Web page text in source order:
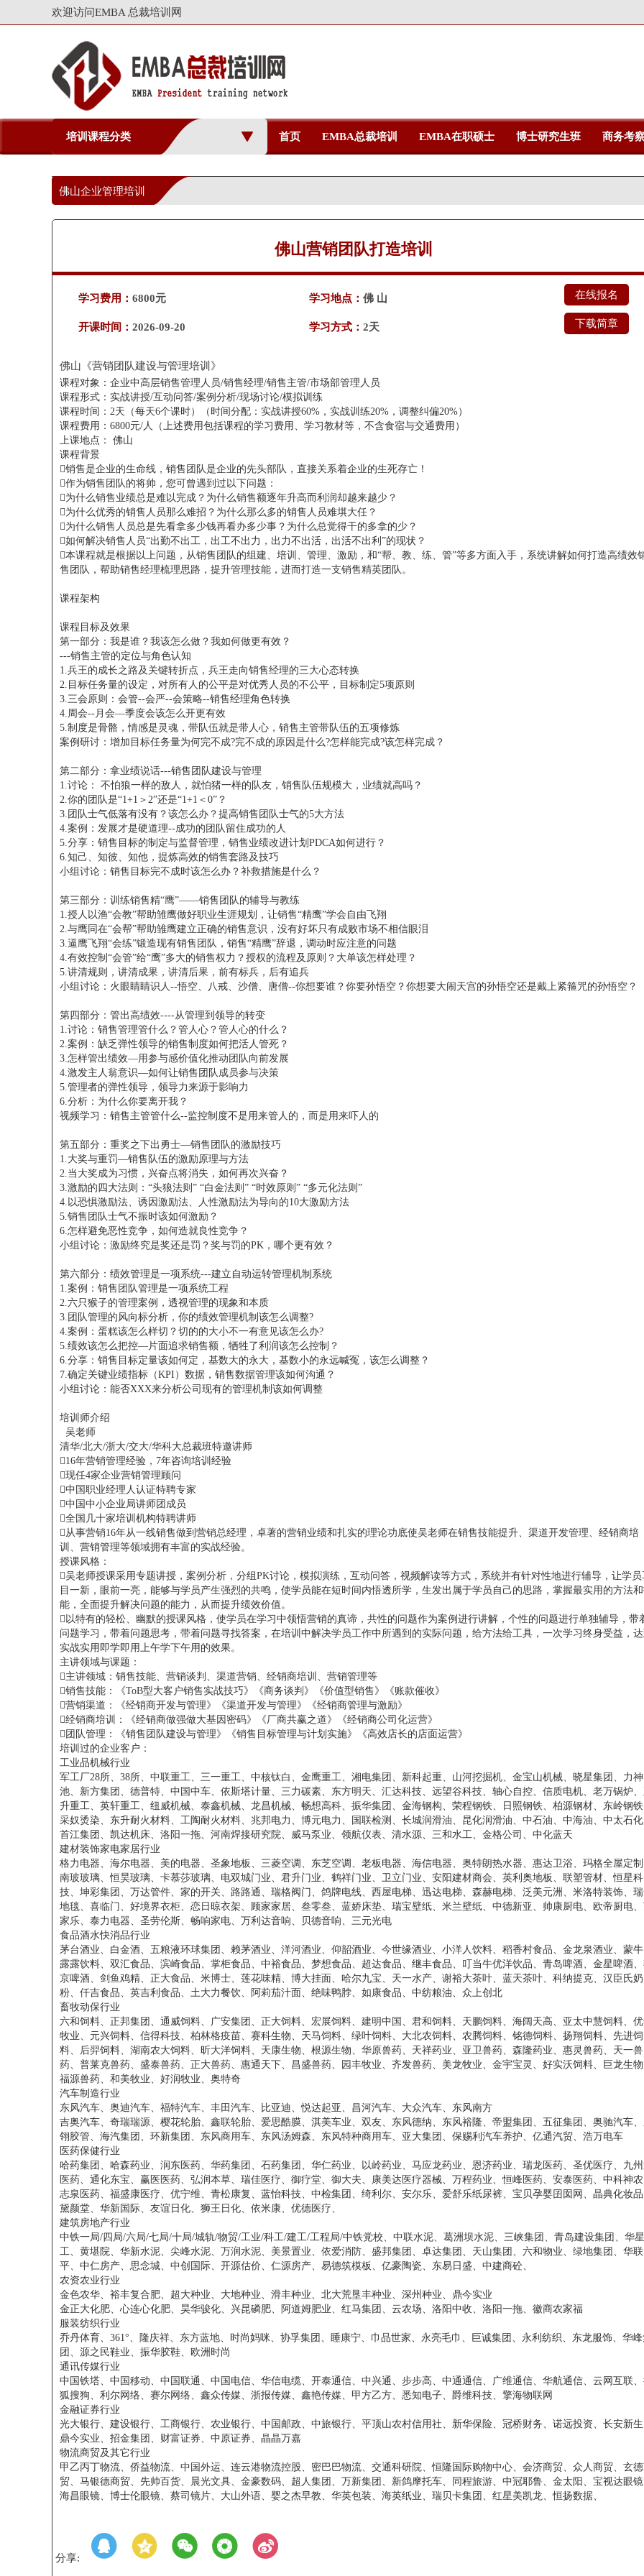
欢迎访问EMBA 总裁培训网
培训课程分类 首页 EMBA总裁培训 EMBA在职硕士 博士研究生班 商务考
佛山企业管理培训
佛山营销团队打造培训
学习费用： 6800元
开课时间： 2026-09-20
学习地点：佛 山
学习方式：2天
在线报名
下载简章
佛山《营销团队建设与管理培训》
课程对象：企业中高层销售管理人员/销售经理/销售主管/市场部管理人员
课程形式：实战讲授/互动问答/案例分析/现场讨论/模拟训练
课程时间：2天（每天6个课时）（时间分配：实战讲授60%，实战训练20%，调整纠偏20%）
课程费用：6800元/人（上述费用包括课程的学习费用、学习教材等，不含食宿与交通费用）
上课地点： 佛山
课程背景
销售是企业的生命线，销售团队是企业的先头部队，直接关系着企业的生死存亡！
作为销售团队的将帅，您可曾遇到过以下问题：
为什么销售业绩总是难以完成？为什么销售额逐年升高而利润却越来越少？
为什么优秀的销售人员那么难招？为什么那么多的销售人员难㙋大任？
为什么销售人员总是先看拿多少钱再看办多少事？为什么总觉得干的多拿的少？
如何解决销售人员“出勤不出工，出工不出力，出力不出活，出活不出利”的现状？
本课程就是根据以上问题，从销售团队的组建、培训、管理、激励，和“帮、教、练、管”等多方面入手，系统讲解如何打造高绩效
售团队，帮助销售经理梳理思路，提升管理技能，进而打造一支销售精英团队。
课程架构
课程目标及效果
第一部分：我是谁？我该怎么做？我如何做更有效？
---销售主管的定位与角色认知
1.兵王的成长之路及关键转折点，兵王走向销售经理的三大心态转换
2.目标任务量的设定，对所有人的公平是对优秀人员的不公平，目标制定5项原则
3.三会原则：会管--会严--会策略--销售经理角色转换
4.周会--月会—季度会该怎么开更有效
5.制度是骨骼，情感是灵魂，带队伍就是带人心，销售主管带队伍的五项修炼
案例研讨：增加目标任务量为何完不成?完不成的原因是什么?怎样能完成?该怎样完成？
第二部分：拿业绩说话---销售团队建设与管理
1.讨论： 不怕狼一样的敌人，就怕猪一样的队友，销售队伍规模大，业绩就高吗？
2.你的团队是“1+1＞2”还是“1+1＜0”？
3.团队士气低落有没有？该怎么办？提高销售团队士气的5大方法
4.案例：发展才是硬道理--成功的团队留住成功的人
5.分享：销售目标的制定与监督管理，销售业绩改进计划PDCA如何进行？
6.知己、知彼、知他，提炼高效的销售套路及技巧
小组讨论：销售目标完不成时该怎么办？补救措施是什么？
第三部分：训练销售精“鹰”——销售团队的辅导与教练
1.授人以渔“会教”帮助雏鹰做好职业生涯规划，让销售“精鹰”学会自由飞翔
2.与鹰同在“会帮”帮助雏鹰建立正确的销售意识，没有好坏只有成败市场不相信眼泪
3.逼鹰飞翔“会练”锻造现有销售团队，销售“精鹰”辞退，调动时应注意的问题
4.有效控制“会管”给“鹰”多大的销售权力？授权的流程及原则？大单该怎样处理？
5.讲清规则，讲清成果，讲清后果，前有标兵，后有追兵
小组讨论：火眼睛睛识人--悟空、八戒、沙僧、唐僧--你想要谁？你要孙悟空？你想要大闹天宫的孙悟空还是戴上紧箍咒的孙悟空？
第四部分：管出高绩效----从管理到领导的转变
1.讨论：销售管理管什么？管人心？管人心的什么？
2.案例：缺乏弹性领导的销售制度如何把活人管死？
3.怎样管出绩效—用参与感价值化推动团队向前发展
4.激发主人翁意识—如何让销售团队成员参与决策
5.管理者的弹性领导，领导力来源于影响力
6.分析：为什么你要离开我？
视频学习：销售主管管什么--监控制度不是用来管人的，而是用来吓人的
第五部分：重奖之下出勇士—销售团队的激励技巧
1.大奖与重罚—销售队伍的激励原理与方法
2.当大奖成为习惯，兴奋点将消失，如何再次兴奋？
3.激励的四大法则：“头狼法则” “白金法则” “时效原则” “多元化法则”
4.以恐惧激励法、诱因激励法、人性激励法为导向的10大激励方法
5.销售团队士气不振时该如何激励？
6.怎样避免恶性竞争，如何造就良性竞争？
小组讨论：激励终究是奖还是罚？奖与罚的PK，哪个更有效？
第六部分：绩效管理是一项系统---建立自动运转管理机制系统
1.案例：销售团队管理是一项系统工程
2.六只猴子的管理案例，透视管理的现象和本质
3.团队管理的风向标分析，你的绩效管理机制该怎么调整?
4.案例：蛋糕该怎么样切？切的的大小不一有意见该怎么办?
5.绩效该怎么把控—片面追求销售额，牺牲了利润该怎么控制？
6.分享：销售目标定量该如何定，基数大的永大，基数小的永远喊冤，该怎么调整？
7.确定关键业绩指标（KPI）数据，销售数据管理该如何沟通？
小组讨论：能否XXX来分析公司现有的管理机制该如何调整
培训师介绍
吴老师
清华/北大/浙大/交大/华科大总裁班特邀讲师
16年营销管理经验，7年咨询培训经验
现任4家企业营销管理顾问
中国职业经理人认证特聘专家
中国中小企业局讲师团成员
全国几十家培训机构特聘讲师
从事营销16年从一线销售做到营销总经理，卓著的营销业绩和扎实的理论功底使吴老师在销售技能提升、渠道开发管理、经销商培
训、营销管理等领域拥有丰富的实战经验。
授课风格：
吴老师授课采用专题讲授，案例分析，分组PK讨论，模拟演练，互动问答，视频解读等方式，系统并有针对性地进行辅导，让学员
目一新，眼前一亮，能够与学员产生强烈的共鸣，使学员能在短时间内悟透所学，生发出属于学员自己的思路，掌握最实用的方法
能，全面提升解决问题的能力，从而提升绩效价值。
以特有的轻松、幽默的授课风格，使学员在学习中领悟营销的真谛，共性的问题作为案例进行讲解，个性的问题进行单独辅导，带
问题学习，带着问题思考，带着问题寻找答案，在培训中解决学员工作中所遇到的实际问题，给方法给工具，一次学习终身受益，
实战实用即学即用上午学下午用的效果。
主讲领域与课题：
主讲领域：销售技能、营销谈判、渠道营销、经销商培训、营销管理等
销售技能：《ToB型大客户销售实战技巧》《商务谈判》《价值型销售》《账款催收》
营销渠道：《经销商开发与管理》《渠道开发与管理》《经销商管理与激励》
经销商培训：《经销商做强做大基因密码》《厂商共赢之道》《经销商公司化运营》
团队管理：《销售团队建设与管理》《销售目标管理与计划实施》《高效店长的店面运营》
培训过的企业客户：
工业品机械行业
军工厂28所、38所、中联重工、三一重工、中核钛白、金鹰重工、湘电集团、新科起重、山河挖掘机、金宝山机械、晓星集团、力
池、新方集团、德普特、中国中车、依斯塔计量、三力碳素、东方明天、汇达科技、远望谷科技、轴心自控、信质电机、老万锅炉
升重工、英轩重工、纽威机械、泰鑫机械、龙昌机械、畅想高科、振华集团、金海钢构、荣程钢铁、日照钢铁、柏源钢材、东岭钢
采奴烫染、东升耐火材料、工陶耐火材料、兆邦电力、博元电力、国联检测、长城润滑油、昆化润滑油、中石油、中海油、中太石
首江集团、凯达机床、洛阳一拖、河南焊接研究院、威马泵业、领航仪表、清水源、三和水工、金格公司、中化蓝天
建材装饰家电家居行业
格力电器、海尔电器、美的电器、圣象地板、三菱空调、东芝空调、老板电器、海信电器、奥特朗热水器、惠达卫浴、玛格全屋定
南玻玻璃、恒昊玻璃、卡慕莎玻璃、电双城门业、君升门业、鹤祥门业、卫立门业、安阳建材商会、英利奥地板、联塑管材、恒星科
技、坤彩集团、万达管件、家的开关、路路通、瑞格阀门、鸽牌电线、西屋电梯、迅达电梯、森赫电梯、泛美元洲、米洛特装饰、
地毯、喜临门、好境界衣柜、恋日晾衣架、顾家家居、叁零叁、蓝娇床垫、瑞宝壁纸、米兰壁纸、中德新亚、帅康厨电、欧帝厨电
家乐、泰力电器、圣劳伦斯、畅响家电、万利达音响、贝德音响、三元光电
食品酒水快消品行业
茅台酒业、白金酒、五粮液环球集团、赖茅酒业、洋河酒业、仰韶酒业、今世缘酒业、小洋人饮料、稻香村食品、金龙泉酒业、蒙
露露饮料、双汇食品、滨崎食品、掌柜食品、中裕食品、梦想食品、超达食品、继丰食品、叮当牛优洋饮品、青岛啤酒、金星啤酒
京啤酒、剑鱼鸡精、正大食品、米博士、莲花味精、博大挂面、哈尔九宝、天一水产、谢裕大茶叶、蓝天茶叶、科纳提克、汉臣氏奶
粉、仟吉食品、英吉利食品、土大力餐饮、阿莉茄汁面、绝味鸭脖、如康食品、中纺粮油、众上创北
畜牧动保行业
六和饲料、正邦集团、通威饲料、广安集团、正大饲料、宏展饲料、建明中国、君和饲料、天鹏饲料、海阔天高、亚太中慧饲料、
牧业、元兴饲料、信得科技、柏林格疫苗、赛科生物、天马饲料、绿叶饲料、大北农饲料、农腾饲料、铭德饲料、扬翔饲料、先进饲
料、后羿饲料、湖南农大饲料、昕大洋饲料、天康生物、根源生物、华原兽药、天祥药业、亚卫兽药、森隆药业、惠灵兽药、天一兽
药、普莱克兽药、盛泰兽药、正大兽药、惠通天下、昌盛兽药、园丰牧业、齐发兽药、美龙牧业、金宇宝灵、好实沃饲料、巨龙生
福源兽药、和美牧业、好润牧业、奥特奇
汽车制造行业
东风汽车、奥迪汽车、福特汽车、丰田汽车、比亚迪、悦达起亚、昌河汽车、大众汽车、东风南方
吉奥汽车、奇瑞瑞源、樱花轮胎、鑫联轮胎、爱思酷膜、淇美车业、双友、东风德纳、东风裕隆、帝盟集团、五征集团、奥驰汽车
翎胶管、海汽集团、环新集团、东风商用车、东风汤姆森、东风特种商用车、亚大集团、保赐利汽车养护、亿通汽贸、浩万电车
医药保健行业
哈药集团、哈森药业、润东医药、华药集团、石药集团、华仁药业、以岭药业、马应龙药业、恩济药业、瑞龙医药、圣优医疗、九
医药、通化东宝、赢医医药、弘润本草、瑞佳医疗、御疗堂、御大夫、康美达医疗器械、万程药业、恒峰医药、安泰医药、中科神
志泉医药、福盛康医疗、优宁维、青松康复、蓝怡科技、中检集团、绮利尔、安尔乐、爱舒乐纸尿裤、宝贝孕婴囝囡网、晶典化妆
黛颜堂、华新国际、友谊日化、狮王日化、依米康、优德医疗、
建筑房地产行业
中铁一局/四局/六局/七局/十局/城轨/物贸/工业/科工/建工/工程局/中铁党校、中联水泥、葛洲坝水泥、三峡集团、青岛建设集团、华
工、黄堪院、华新水泥、尖峰水泥、万润水泥、美景置业、依爱消防、盛邦集团、卓达集团、天山集团、六和物业、绿地集团、华
平、中仁房产、思念城、中创国际、开源估价、仁源房产、易德筑模板、亿豪陶瓷、东易日盛、中建商砼、
农资农业行业
金色农华、裕丰复合肥、超大种业、大地种业、滑丰种业、北大荒垦丰种业、深州种业、鼎今实业
金正大化肥、心连心化肥、昊华骏化、兴昆磷肥、阿道姆肥业、红马集团、云农场、洛阳中收、洛阳一拖、徽商农家福
服装纺织行业
乔丹体育、361°、隆庆祥、东方蓝地、时尚妈咪、协孚集团、睡康宁、巾品世家、永亮毛巾、巨诚集团、永利纺织、东龙服饰、华
团、源之民鞋业、振华胶鞋、欧洲时尚
通讯传媒行业
中国铁塔、中国移动、中国联通、中国电信、华信电缆、开泰通信、中兴通、步步高、中通通信、广维通信、华航通信、云网互联
狐搜狗、利尔网络、赛尔网络、鑫众传媒、浙报传媒、鑫艳传媒、甲方乙方、悉知电子、爵维科技、擎海物联网
金融证券行业
光大银行、建设银行、工商银行、农业银行、中国邮政、中旅银行、平顶山农村信用社、新华保险、冠桥财务、诺远投资、长安新
鼎今实业、招金集团、财富证券、中原证券、晶晶万嘉
物流商贸及其它行业
甲乙丙丁物流、侨益物流、中国外运、连云港物流控股、密巴巴物流、交通科研院、恒隆国际购物中心、会济商贸、众人商贸、玄
贸、马银德商贸、先帅百货、晨光文具、金豪数码、超人集团、万新集团、新鸽摩托车、同程旅游、中冠耶鲁、金太阳、宝视达眼
海昌眼镜、博士伦眼镜、蔡司镜片、大山外语、婴之杰早教、华英包装、海英纸业、瑞贝卡集团、红星美凯龙、恒扬数据、
分享: